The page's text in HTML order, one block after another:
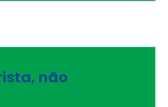
não